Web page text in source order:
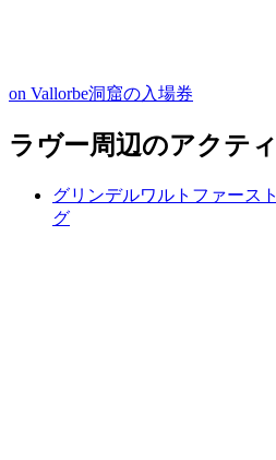
on Vallorbe洞窟の入場券
ラヴー周辺のアクテ
グリンデルワルトファース
グ